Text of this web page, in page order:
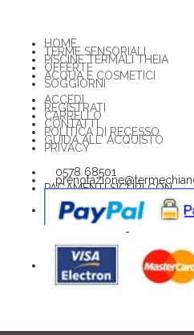
HOME
TERME SENSORIALI
PISCINE TERMALI THEIA
OFFERTE
ACQUA E COSMETICI
SOGGIORNI
ACCEDI
REGISTRATI
CARRELLO
CONTATTI
POLITICA DI RECESSO
GUIDA ALL' ACQUISTO
PRIVACY
0578 68501
PAGAMENTI SICURI CON